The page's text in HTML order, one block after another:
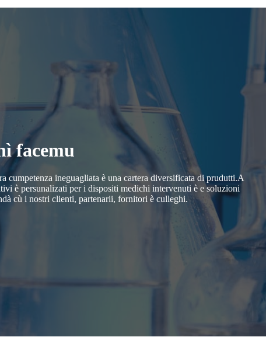
facemu
cumpetenza ineguagliata è una cartera diversificata di prudutti.A
è persunalizati per i dispositi medichi intervenuti è e soluzioni
cù i nostri clienti, partenarii, fornitori è culleghi.